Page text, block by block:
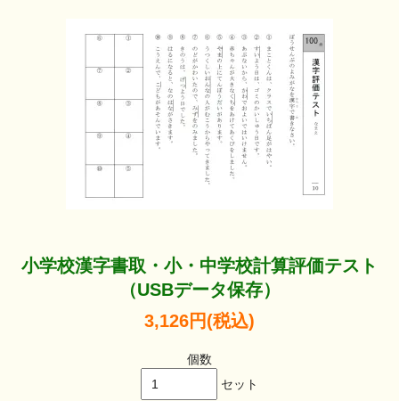
小学校漢字書取・小・中学校計算評価テスト
（USBデータ保存）
3,126円(税込)
個数
セット